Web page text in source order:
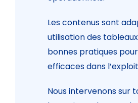
Les contenus sont
utilisation des
bonnes pratiques
efficaces dans
Nous intervenons sur